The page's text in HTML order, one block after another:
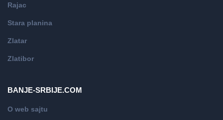
Rajac
Stara planina
Zlatar
Zlatibor
BANJE-SRBIJE.COM
O web sajtu